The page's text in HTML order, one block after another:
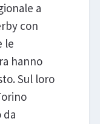
a
con
le
hanno
Sul loro
da